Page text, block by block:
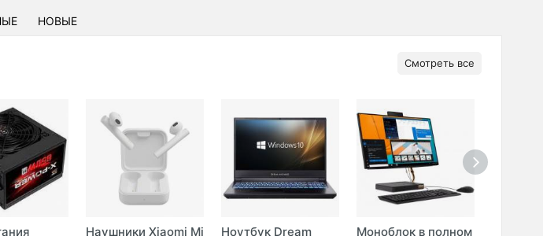
НОВЫЕ
Смотреть все
Наушники Xiaomi Mi
Ноутбук Dream
Моноблок в полном